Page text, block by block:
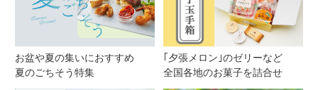
お盆や夏の集いにおすすめ
夏のごちそう特集
｢夕張メロン｣のゼリーなど
全国各地のお菓子を詰合せ